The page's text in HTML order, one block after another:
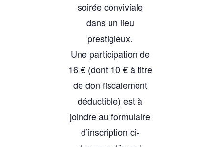
soirée conviviale
dans un lieu
prestigieux.
Une participation de
16 € (dont 10 € à titre
de don fiscalement
déductible) est à
joindre au formulaire
d’inscription ci-